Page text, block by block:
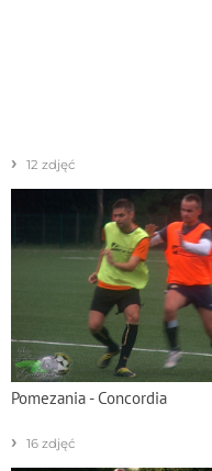
› 12 zdjęć
Pomezania - Concordia
› 16 zdjęć